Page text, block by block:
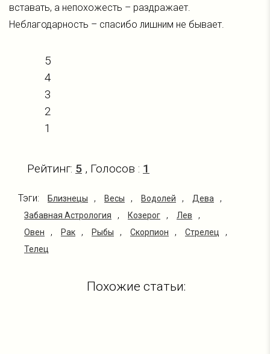
вставать, а непохожесть – раздражает.
Неблагодарность – спасибо лишним не бывает.
5
4
3
2
1
Рейтинг: 5 , Голосов : 1
Тэги: Близнецы , Весы , Водолей , Дева ,
Забавная Астрология , Козерог , Лев ,
Овен , Рак , Рыбы , Скорпион , Стрелец ,
Телец
Похожие статьи: